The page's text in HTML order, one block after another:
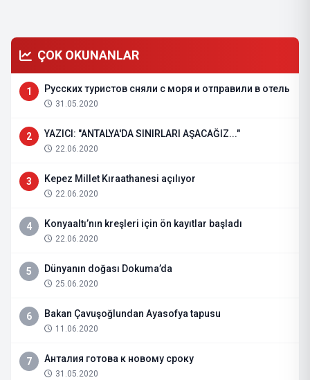
ÇOK OKUNANLAR
1 Русских туристов сняли с моря и отправили в отель
31.05.2020
2 YAZICI: "ANTALYA'DA SINIRLARI AŞACAĞIZ..."
22.06.2020
3 Kepez Millet Kıraathanesi açılıyor
22.06.2020
4 Konyaaltı’nın kreşleri için ön kayıtlar başladı
22.06.2020
5 Dünyanın doğası Dokuma’da
25.06.2020
6 Bakan Çavuşoğlundan Ayasofya tapusu
11.06.2020
7 Анталия готова к новому сроку
31.05.2020